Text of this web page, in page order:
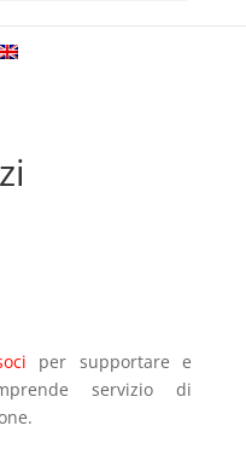
per supportare e
servizio di